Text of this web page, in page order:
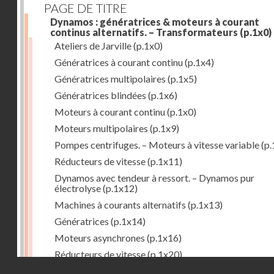
PAGE DE TITRE
Dynamos : génératrices & moteurs à courant
continus alternatifs. – Transformateurs (p.1x0)
Ateliers de Jarville(p.1x0)
Génératrices à courant continu(p.1x4)
Génératrices multipolaires (p.1x5)
Génératrices blindées (p.1x6)
Moteurs à courant continu(p.1x0)
Moteurs multipolaires (p.1x9)
Pompes centrifuges. – Moteurs à vitesse variable
Réducteurs de vitesse(p.1x11)
Dynamos avec tendeur à ressort. – Dynamos pur
électrolyse(p.1x12)
Machines à courants alternatifs (p.1x13)
Génératrices (p.1x14)
Moteurs asynchrones (p.1x16)
Réducteurs de vitesse(p.1x20)